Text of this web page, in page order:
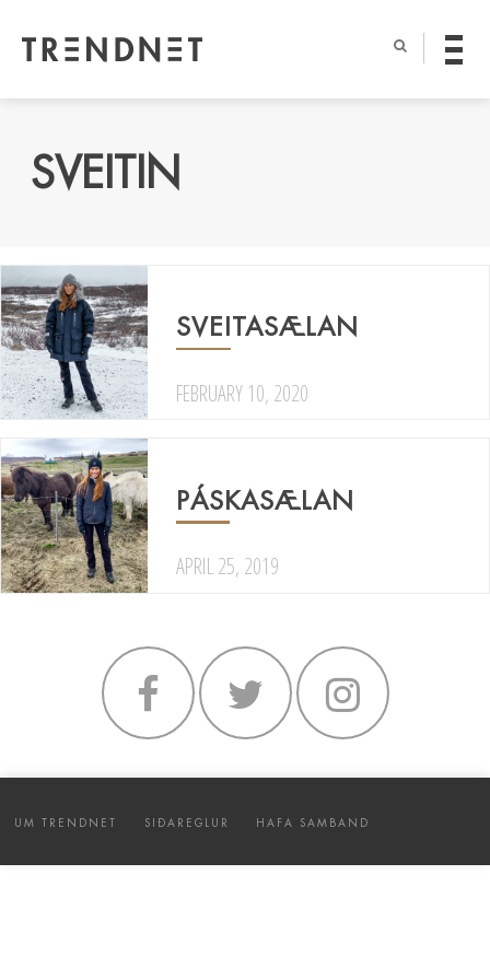
SVEITIN
SVEITASÆLAN
FEBRUARY 10, 2020
PÁSKASÆLAN
APRIL 25, 2019
UM TRENDNET SIÐAREGLUR HAFA SAMBAND